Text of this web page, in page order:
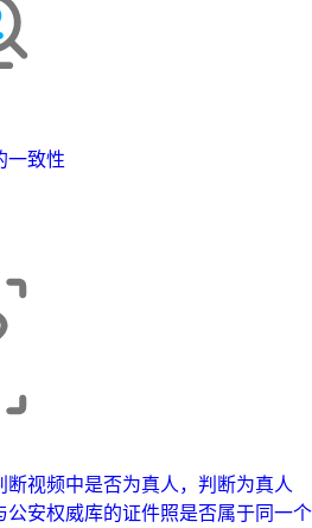
一致性
视频中是否为真人，判断为真人
安权威库的证件照是否属于同一个